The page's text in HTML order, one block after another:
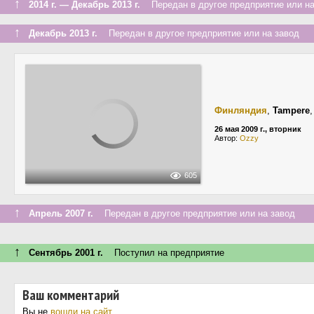
↑ 2014 г. — Декабрь 2013 г. Передан в другое предприятие или
↑ Декабрь 2013 г. Передан в другое предприятие или на завод
605
Финляндия, Tampere,
26 мая 2009 г., вторник
Автор: Ozzy
↑ Апрель 2007 г. Передан в другое предприятие или на завод
↑ Сентябрь 2001 г. Поступил на предприятие
Ваш комментарий
Вы не вошли на сайт.